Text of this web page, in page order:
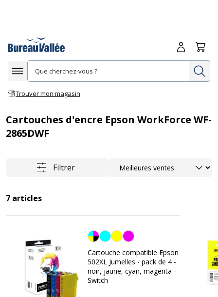
Afficher la navigation
Trouver mon magasin
Me
Cartouches d'encre Epson WorkForce WF-
2865DWF
Filtrer Trier
7 articles
Noir/cyan/magenta/jaune
Cartouche compatible Epson
502XL Jumelles - pack de 4 -
noir, jaune, cyan, magenta -
Switch